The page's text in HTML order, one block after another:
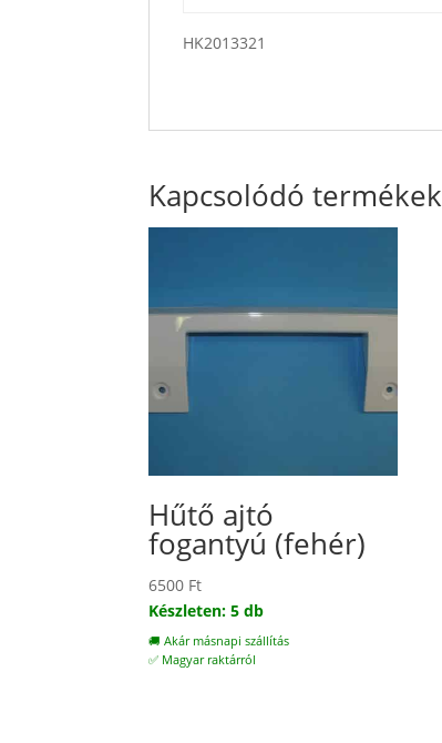
HK2013321
Kapcsolódó termékek
Hűtő ajtó
fogantyú (fehér)
6500 Ft
Készleten: 5 db
🚚 Akár másnapi szállítás
✅ Magyar raktárról